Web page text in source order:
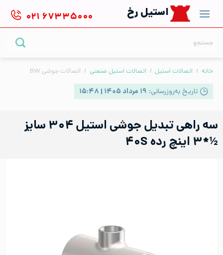
content
استیل رخ ۰۲۱ ۶۷۳۳۵۰۰۰
خانه / اتصالات استیل / اتصالات استیل صنعتی / اتصالات جوشی BW
تاریخ به‌روزرسانی: ۱۹ مرداد ۱۴۰۵ | ۱۵:۴۸
سه راهی تبدیل جوشی استیل ۳۰۴ سایز
½*۳ اینچ رده ۴۰S